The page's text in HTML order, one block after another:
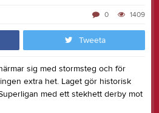
1409
0
Tweeta
sig med stormsteg och för
extra het. Laget gör historisk
med ett stekhett derby mot